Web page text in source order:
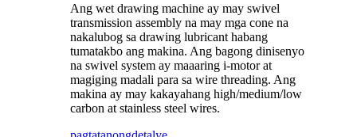
Ang wet drawing machine ay may swivel
transmission assembly na may mga cone na
nakalubog sa drawing lubricant habang
tumatakbo ang makina. Ang bagong dinisenyo
na swivel system ay maaaring i-motor at
magiging madali para sa wire threading. Ang
makina ay may kakayahang high/medium/low
carbon at stainless steel wires.